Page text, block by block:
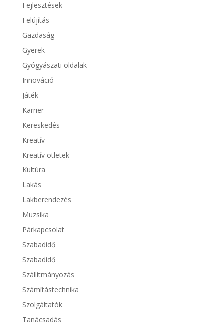
Fejlesztések
Felújítás
Gazdaság
Gyerek
Gyógyászati oldalak
Innováció
Játék
Karrier
Kereskedés
Kreatív
Kreatív ötletek
Kultúra
Lakás
Lakberendezés
Muzsika
Párkapcsolat
Szabadidő
Szabadidő
Szállítmányozás
Számítástechnika
Szolgáltatók
Tanácsadás